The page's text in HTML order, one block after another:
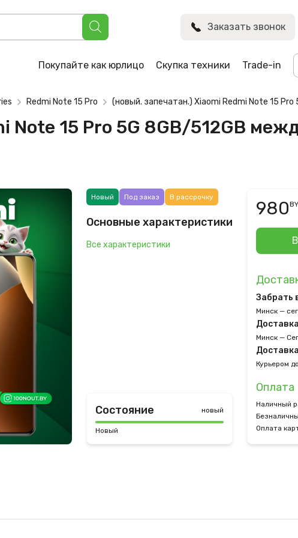
Заказать звонок
Покупайте как юрлицо Скупка техники Trade-in
512GB международная версия (титановый)
Redmi Note 15 Pro (новый. запечатан.) Xiaomi Redmi Note 15
Note 15 Pro 5G 8GB/512GB
Новый Под заказ В рассрочку
Основные характеристики
Все характеристики
Состояние новый
Новый
980
Забрать
Минск —
Минск —
Курьером
Оплата
Наличный
Оплата